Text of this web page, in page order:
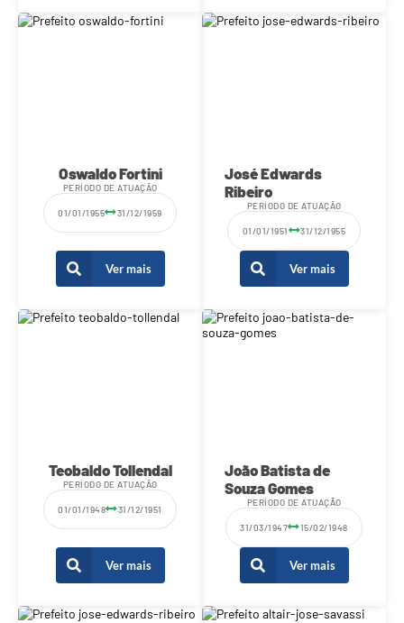
Oswaldo Fortini
PERÍODO DE ATUAÇÃO
01/01/1955 31/12/1959
Ver mais
José Edwards
Ribeiro
PERÍODO DE ATUAÇÃO
01/01/1951 31/12/1955
Ver mais
Teobaldo Tollendal
PERÍODO DE ATUAÇÃO
01/01/1948 31/12/1951
Ver mais
João Batista de
Souza Gomes
PERÍODO DE ATUAÇÃO
31/03/1947 15/02/1948
Ver mais